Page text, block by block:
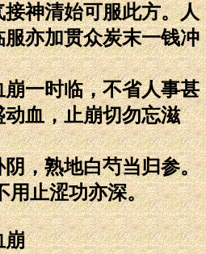
神清始可服此方。人
亦加贯众炭末一钱冲
时临，不省人事甚
血，止崩切勿忘滋
熟地白芍当归参。
用止涩功亦深。